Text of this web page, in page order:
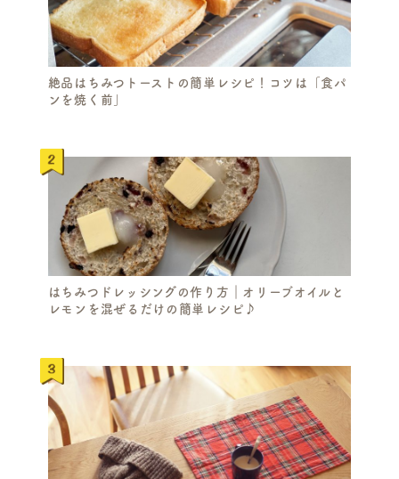
絶品はちみつトーストの簡単レシピ！コツは「食パ
ンを焼く前」
はちみつドレッシングの作り方｜オリーブオイルと
レモンを混ぜるだけの簡単レシピ♪